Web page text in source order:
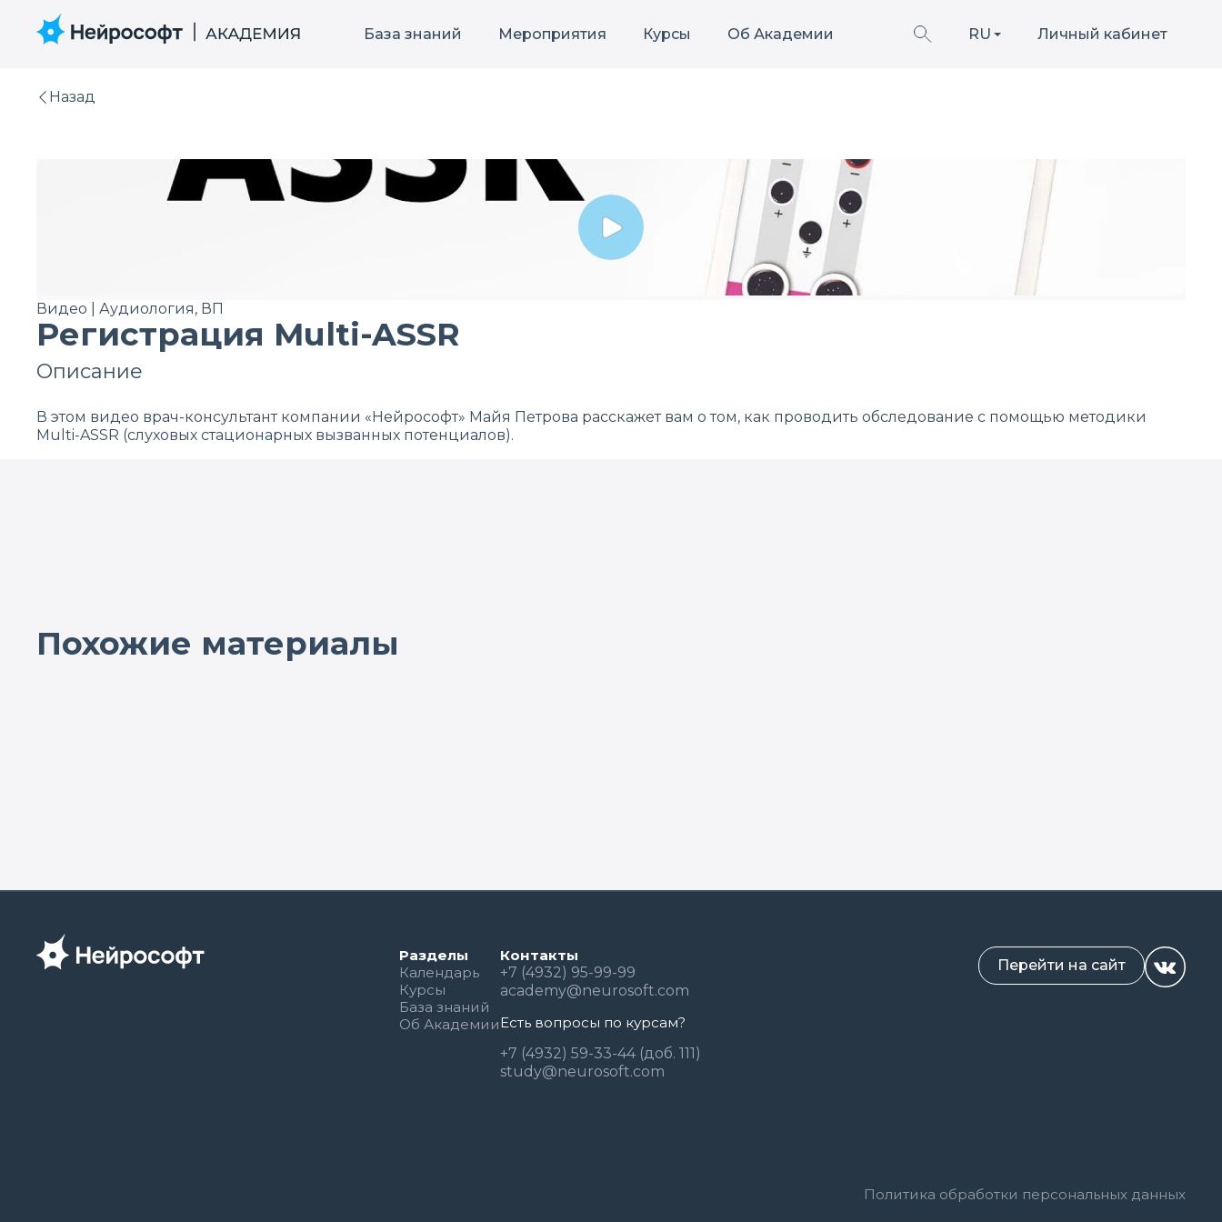
База знаний Мероприятия Курсы Об Академии RU Личный кабинет
Назад
Видео | Аудиология, ВП
Регистрация Multi-ASSR
Описание
В этом видео врач-консультант компании «Нейрософт» Майя Петрова расскажет вам о том, как проводить обследование с помощью методики
Multi-ASSR (слуховых стационарных вызванных потенциалов).
Похожие материалы
Контакты
+7 (4932) 95-99-99
academy@neurosoft.com
Есть вопросы по курсам?
+7 (4932) 59-33-44 (доб. 111)
study@neurosoft.com
Разделы
Календарь
Курсы
База знаний
Об Академии
Перейти на сайт
Политика обработки персональных данных